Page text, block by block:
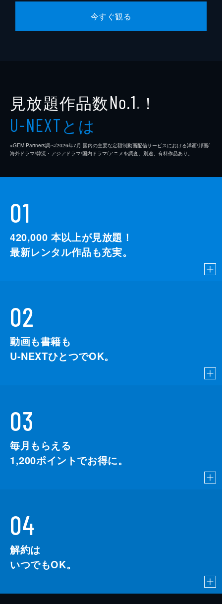
今すぐ観る
見放題作品数No.1 ※ ！
U-NEXTとは
※GEM Partners調べ/2026年7⽉ 国内の主要な定額制動画配信サービスにおける洋画/邦画/
海外ドラマ/韓流・アジアドラマ/国内ドラマ/アニメを調査。別途、有料作品あり。
01
420,000 本以上が見放題！
最新レンタル作品も充実。
02
動画も書籍も
U-NEXTひとつでOK。
03
毎月もらえる
1,200ポイントでお得に。
04
解約は
いつでもOK。